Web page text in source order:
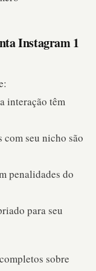
Instagram 1
interação têm
seu nicho são
penalidades do
para seu
sobre